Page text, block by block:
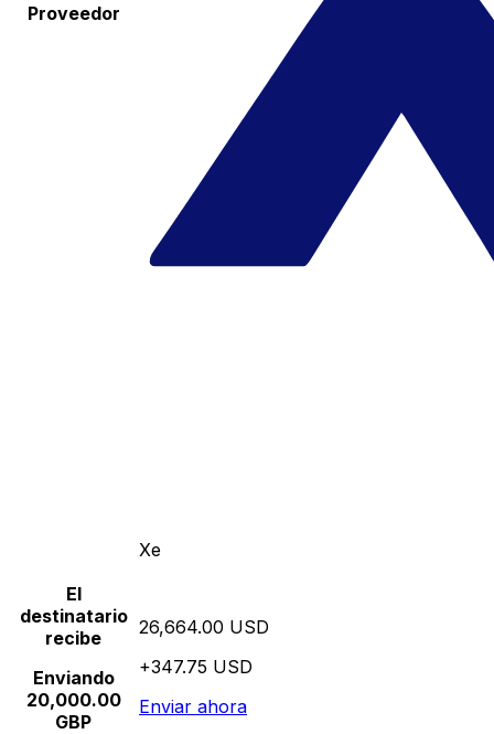
Proveedor
Xe
El
destinatario
recibe
Enviando
20,000.00
GBP
26,664.00 USD
+347.75 USD
Enviar ahora